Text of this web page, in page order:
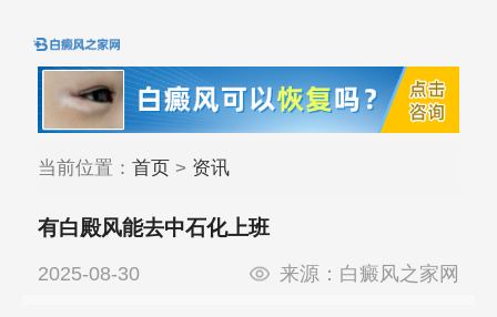
当前位置： 首页> 资讯
有白殿风能去中石化上班
2025-08-30 来源： 白癜风之家网